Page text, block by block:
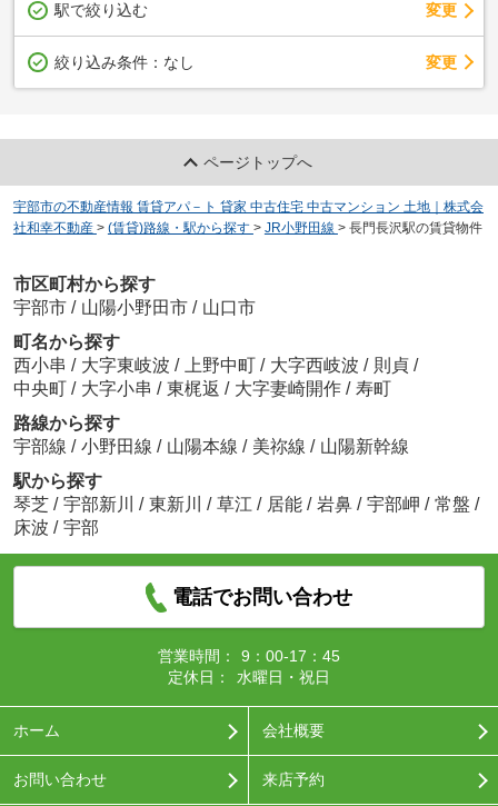
駅で絞り込む 変更
絞り込み条件： なし 変更
ページトップへ
宇部市の不動産情報 賃貸アパ－ト 貸家 中古住宅 中古マンション 土地｜株式会
社和幸不動産 > (賃貸)路線・駅から探す > JR小野田線 > 長門長沢駅の賃貸物件
市区町村から探す
宇部市 / 山陽小野田市 / 山口市
町名から探す
西小串 / 大字東岐波 / 上野中町 / 大字西岐波 / 則貞 /
中央町 / 大字小串 / 東梶返 / 大字妻崎開作 / 寿町
路線から探す
宇部線 / 小野田線 / 山陽本線 / 美祢線 / 山陽新幹線
駅から探す
琴芝 / 宇部新川 / 東新川 / 草江 / 居能 / 岩鼻 / 宇部岬 / 常盤 /
床波 / 宇部
電話でお問い合わせ
営業時間：
9：00-17：45
定休日：
水曜日・祝日
ホーム 会社概要
お問い合わせ 来店予約